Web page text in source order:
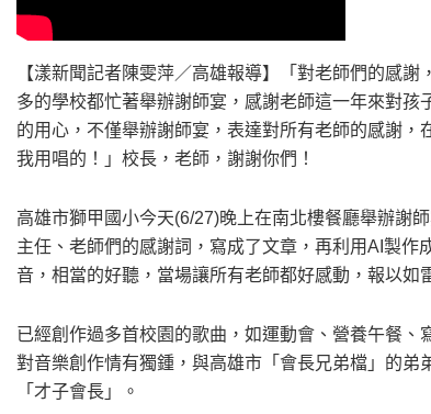
【漾新聞記者陳雯萍／高雄報導】「對老師們的感
多的學校都忙著舉辦謝師宴，感謝老師這一年來對孩
的用心，不僅舉辦謝師宴，表達對所有老師的感謝，
我用唱的！」校長，老師，謝謝你們！
高雄市獅甲國小今天(6/27)晚上在南北樓餐廳舉辦謝
主任、老師們的感謝詞，寫成了文章，再利用AI製
音，相當的好聽，當場讓所有老師都好感動，報以如
已經創作過多首校園的歌曲，如運動會、營養午餐
對音樂創作情有獨鍾，與高雄市「會長兄弟檔」的
「才子會長」。